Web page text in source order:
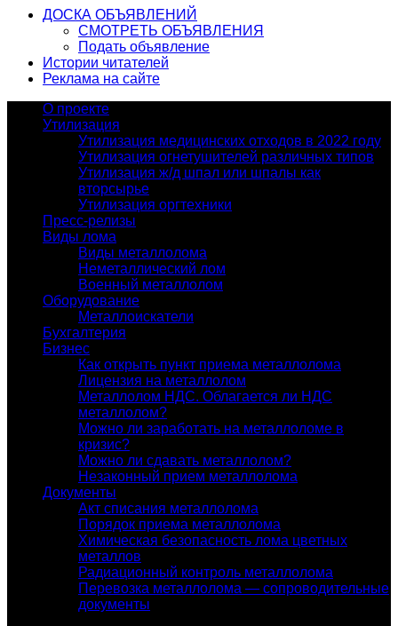
ДОСКА ОБЪЯВЛЕНИЙ
СМОТРЕТЬ ОБЪЯВЛЕНИЯ
Подать объявление
Истории читателей
Реклама на сайте
О проекте
Утилизация
Утилизация медицинских отходов в 2022 году
Утилизация огнетушителей различных типов
Утилизация ж/д шпал или шпалы как
вторсырье
Утилизация оргтехники
Пресс-релизы
Виды лома
Виды металлолома
Неметаллический лом
Военный металлолом
Оборудование
Металлоискатели
Бухгалтерия
Бизнес
Как открыть пункт приема металлолома
Лицензия на металлолом
Металлолом НДС. Облагается ли НДС
металлолом?
Можно ли заработать на металлоломе в
кризис?
Можно ли сдавать металлолом?
Незаконный прием металлолома
Документы
Акт списания металлолома
Порядок приема металлолома
Химическая безопасность лома цветных
металлов
Радиационный контроль металлолома
Перевозка металлолома — сопроводительные
документы